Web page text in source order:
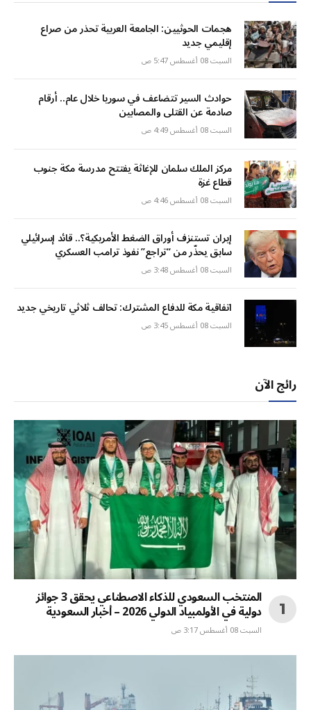
هجمات الحوثيين: الجامعة العربية تحذر من صراع
إقليمي جديد
السبت 08 أغسطس 5:47 ص
حوادث السير تتضاعف في سوريا خلال عام.. أرقام
صادمة عن القتلى والمصابين
السبت 08 أغسطس 4:49 ص
مركز الملك سلمان للإغاثة يفتتح مدرسة مكة جنوب
قطاع غزة
السبت 08 أغسطس 4:46 ص
إيران تستنزف أوراق الضغط الأمريكية؟.. قائد إسرائيلي
سابق يحذّر من “تراجع” نفوذ ترامب العسكري
السبت 08 أغسطس 3:48 ص
اتفاقية مكة للدفاع المشترك: تحالف ثلاثي تاريخي جديد
السبت 08 أغسطس 3:45 ص
رائج الآن
المنتخب السعودي للذكاء الاصطناعي يحقق 3 جوائز
دولية في الأولمبياد الدولي 2026 – أخبار السعودية
السبت 08 أغسطس 3:17 ص